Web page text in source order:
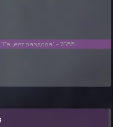
раздора" - 7655